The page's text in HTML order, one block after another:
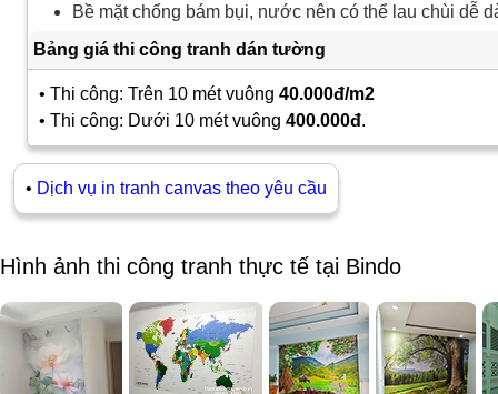
Bề mặt chống bám bụi, nước nên có thể lau chùi dễ
Bảng giá thi công tranh dán tường
• Thi công: Trên 10 mét vuông 40.000đ/m2
• Thi công: Dưới 10 mét vuông 400.000đ.
• Dịch vụ in tranh canvas theo yêu cầu
Hình ảnh thi công tranh thực tế tại Bindo